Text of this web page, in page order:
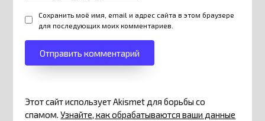
Сохранить моё имя, email и адрес сайта в этом браузере
для последующих моих комментариев.
Этот сайт использует Akismet для борьбы со
спамом.Узнайте, как обрабатываются ваши данные